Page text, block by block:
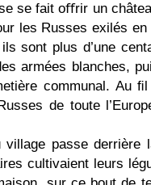
se fait oﬀrir un
les Russes exilés
ils sont plus d’une
armées blanches,
communal. Au
de toute
village passe
cultivaient leurs